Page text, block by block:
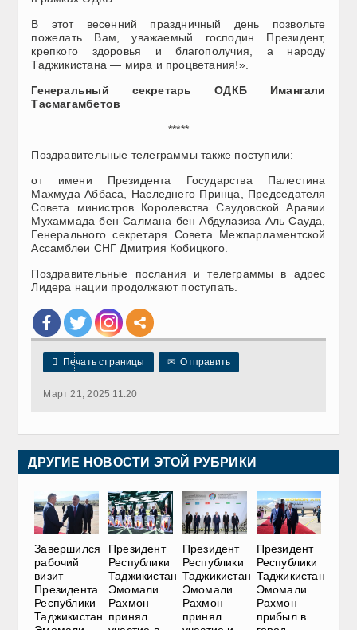
В этот весенний праздничный день позвольте
пожелать Вам, уважаемый господин Президент,
крепкого здоровья и благополучия, а народу
Таджикистана — мира и процветания!».
Генеральный секретарь ОДКБ Имангали
Тасмагамбетов
*****
Поздравительные телеграммы также поступили:
от имени Президента Государства Палестина
Махмуда Аббаса, Наследнего Принца, Председателя
Совета министров Королевства Саудовской Аравии
Мухаммада бен Салмана бен Абдулазиза Аль Сауда,
Генерального секретаря Совета Межпарламентской
Ассамблеи СНГ Дмитрия Кобицкого.
Поздравительные послания и телеграммы в адрес
Лидера нации продолжают поступать.
 Печать страницы ✉ Отправить
Март 21, 2025 11:20
ДРУГИЕ НОВОСТИ ЭТОЙ РУБРИКИ
Завершился
рабочий
визит
Президента
Республики
Таджикистан
Президент
Республики
Таджикистан
Эмомали
Рахмон
принял
Президент
Республики
Таджикистан
Эмомали
Рахмон
принял
Президент
Республики
Таджикистан
Эмомали
Рахмон
прибыл в